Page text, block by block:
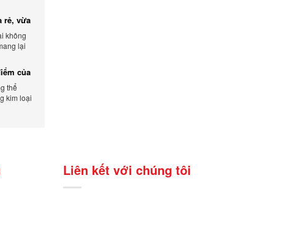
rẻ, vừa
không
lại
của
thể
kim loại
Liên kết với chúng tôi